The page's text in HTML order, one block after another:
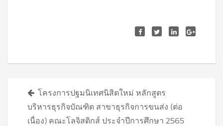
Posts
navigation
โครงการปฐมนิเทศนิสิตใหม่ หลักสูตร
บริหารธุรกิจบัณฑิต สาขาธุรกิจการขนส่ง (ต่อ
เนื่อง) คณะโลจิสติกส์ ประจำปีการศึกษา 2565